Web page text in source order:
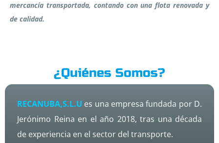
mercancía transportada, contando con una flota renovada y
de calidad.
¿Quiénes Somos?
RECANUBA,S.L.U es una empresa fundada por D.
Jerónimo Reina en el año 2018, tras una década
de experiencia en el sector del transporte.